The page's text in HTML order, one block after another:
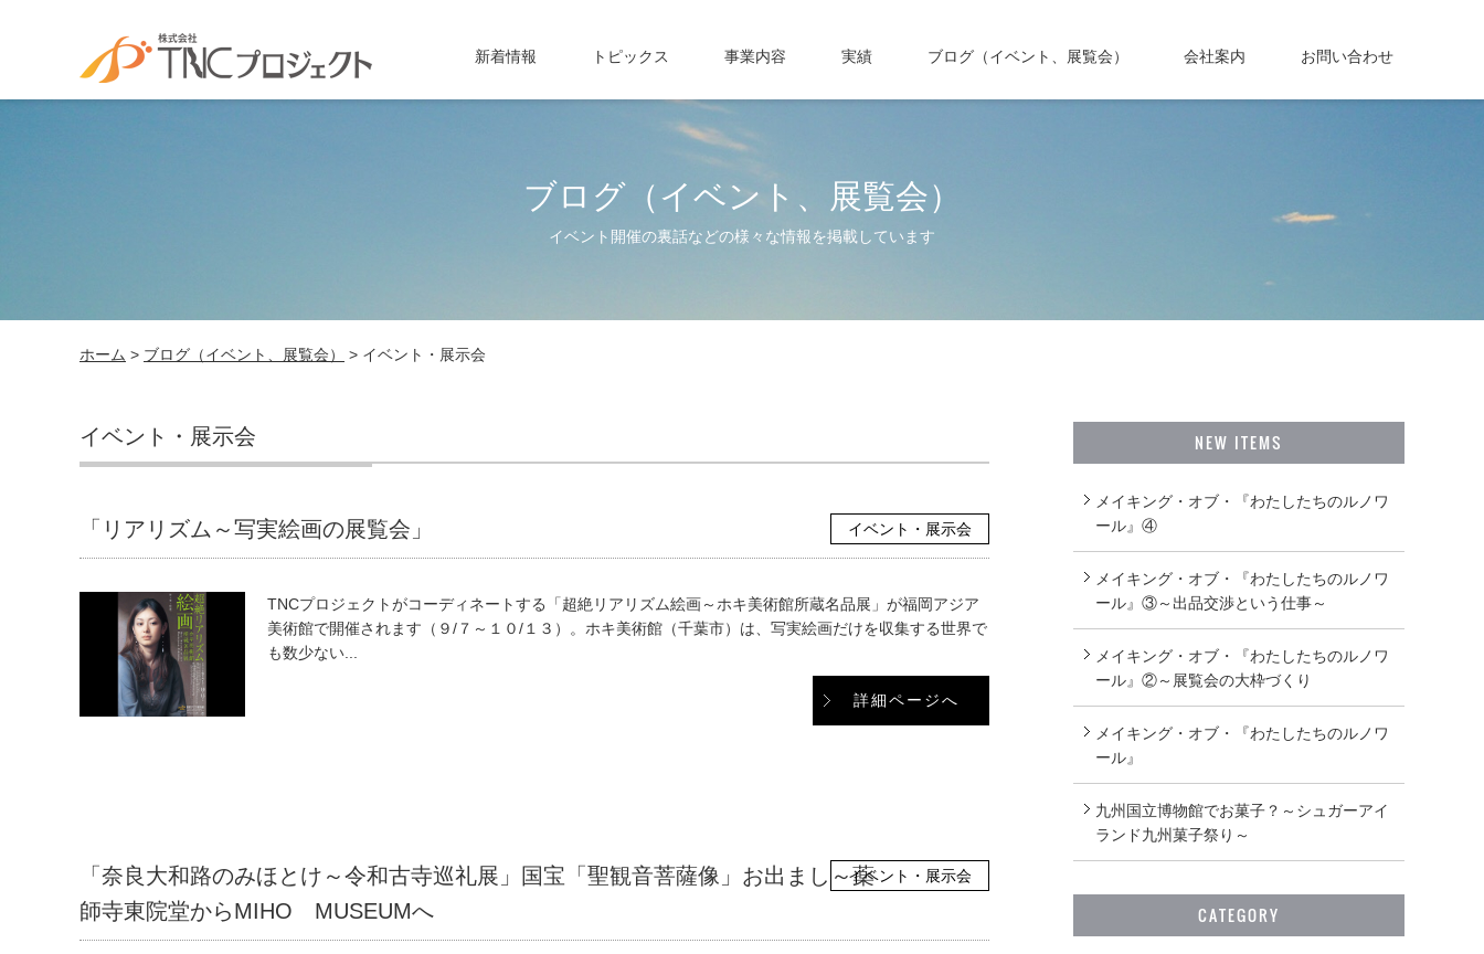
新着情報 トピックス 事業内容 実績 ブログ（イベント、展覧会） 会社案内 お問い合わせ
ブログ（イベント、展覧会）
イベント開催の裏話などの様々な情報を掲載しています
ホーム > ブログ（イベント、展覧会） > イベント・展示会
イベント・展示会
イベント・展示会
「リアリズム～写実絵画の展覧会」
TNCプロジェクトがコーディネートする「超絶リアリズム絵画～ホキ美術館所蔵名品展」が福岡アジア
美術館で開催されます（９/７～１０/１３）。ホキ美術館（千葉市）は、写実絵画だけを収集する世界で
も数少ない...
詳細ページへ
イベント・展示会
「奈良大和路のみほとけ～令和古寺巡礼展」国宝「聖観音菩薩像」お出まし～薬
師寺東院堂からMIHO MUSEUMへ
NEW ITEMS
メイキング・オブ・『わたしたちのルノワ
ール』④
メイキング・オブ・『わたしたちのルノワ
ール』③～出品交渉という仕事～
メイキング・オブ・『わたしたちのルノワ
ール』②～展覧会の大枠づくり
メイキング・オブ・『わたしたちのルノワ
ール』
九州国立博物館でお菓子？～シュガーアイ
ランド九州菓子祭り～
CATEGORY